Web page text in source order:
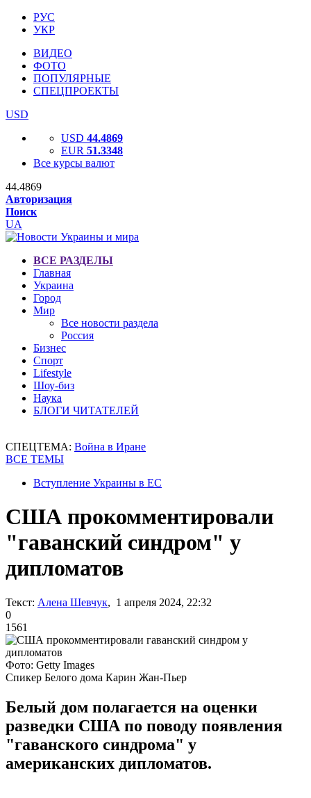
РУС
УКР
ВИДЕО
ФОТО
ПОПУЛЯРНЫЕ
СПЕЦПРОЕКТЫ
USD
USD 44.4869
EUR 51.3348
Все курсы валют
44.4869
Авторизация
Поиск
UA
ВСЕ РАЗДЕЛЫ
Главная
Украина
Город
Мир
Все новости раздела
Россия
Бизнес
Спорт
Lifestyle
Шоу-биз
Наука
БЛОГИ ЧИТАТЕЛЕЙ
СПЕЦТЕМА: Война в Иране
ВСЕ ТЕМЫ
Вступление Украины в ЕС
США прокомментировали
"гаванский синдром" у
дипломатов
Текст: Алена Шевчук, 1 апреля 2024, 22:32
0
1561
Фото: Getty Images
Спикер Белого дома Карин Жан-Пьер
Белый дом полагается на оценки
разведки США по поводу появления
"гаванского синдрома" у
американских дипломатов.